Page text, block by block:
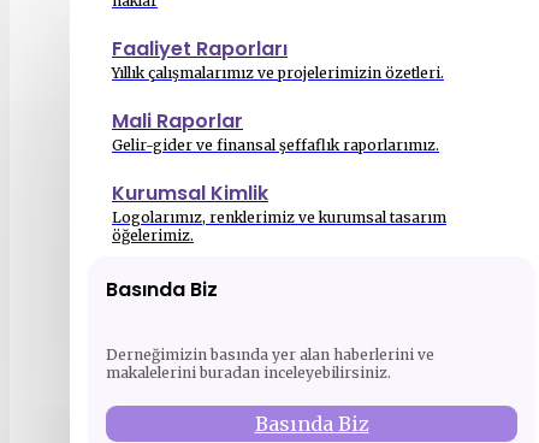
Faaliyet Raporları
Yıllık çalışmalarımız ve projelerimizin özetleri.
Mali Raporlar
Gelir-gider ve finansal şeffaflık raporlarımız.
Kurumsal Kimlik
Logolarımız, renklerimiz ve kurumsal tasarım
öğelerimiz.
Basında Biz
Derneğimizin basında yer alan haberlerini ve
makalelerini buradan inceleyebilirsiniz.
Basında Biz